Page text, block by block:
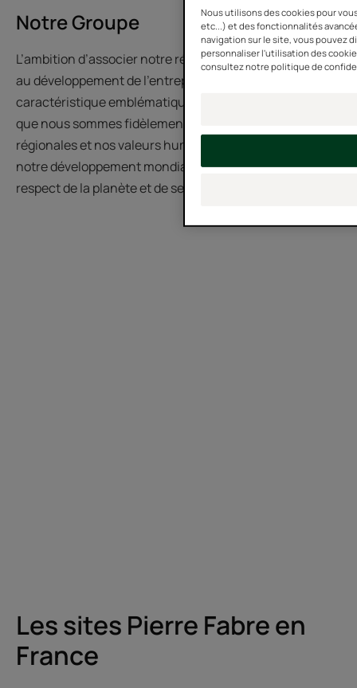
Notre Groupe
L’ambition d’associer notre région d’origine, l’Occitanie,
au développement de l’entreprise est une
caractéristique emblématique du Groupe. C’est parce
que nous sommes fidèlement ancrés dans nos racines
régionales et nos valeurs humanistes que nous menons
notre développement mondial dans le plus profond
respect de la planète et de ses habitants.
Les sites Pierre Fabre en
France
Nous utilisons des cookies pour
etc...) et des fonctionnalités
navigation sur le site, vous pouvez
personnaliser l'utilisation des
consultez notre politique de